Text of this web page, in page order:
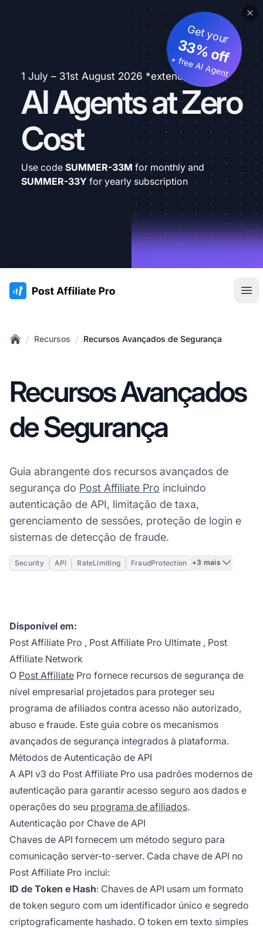
1 July – 31st August 2026 *extended
AI Agents at Zero
Cost
Get your
33% off
+ free AI Agent
Use code SUMMER-33M for monthly and
SUMMER-33Y for yearly subscription
:site.title
/ Recursos / Recursos Avançados de Segurança
Recursos Avançados
de Segurança
Guia abrangente dos recursos avançados de
segurança do Post Affiliate Pro incluindo
autenticação de API, limitação de taxa,
gerenciamento de sessões, proteção de login e
sistemas de detecção de fraude.
Security API RateLimiting FraudProtection +3 mais
Disponível em:
Post Affiliate Pro , Post Affiliate Pro Ultimate , Post
Affiliate Network
O Post Affiliate Pro fornece recursos de segurança de
nível empresarial projetados para proteger seu
programa de afiliados contra acesso não autorizado,
abuso e fraude. Este guia cobre os mecanismos
avançados de segurança integrados à plataforma.
Métodos de Autenticação de API
A API v3 do Post Affiliate Pro usa padrões modernos de
autenticação para garantir acesso seguro aos dados e
operações do seu programa de afiliados.
Autenticação por Chave de API
Chaves de API fornecem um método seguro para
comunicação server-to-server. Cada chave de API no
Post Affiliate Pro inclui:
ID de Token e Hash: Chaves de API usam um formato
de token seguro com um identificador único e segredo
criptograficamente hashado. O token em texto simples